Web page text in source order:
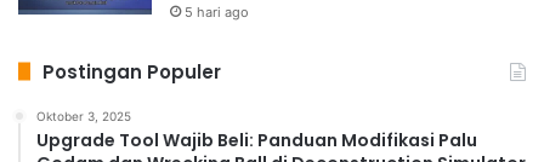
5 hari ago
Postingan Populer
Oktober 3, 2025
Upgrade Tool Wajib Beli: Panduan Modifikasi Palu